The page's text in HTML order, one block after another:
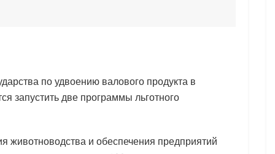
по удвоению валового продукта в
запустить две программы льготного
животноводства и обеспечения предприятий